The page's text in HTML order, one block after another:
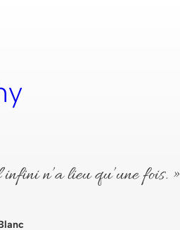
n’a lieu qu’une fois. »